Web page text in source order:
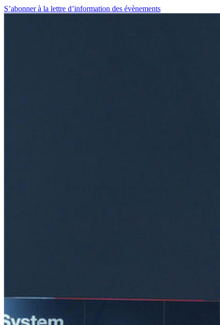
S’abonner à la lettre d’information des évènements